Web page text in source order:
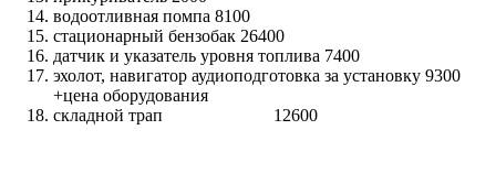
водоотливная помпа 8100
стационарный бензобак 26400
датчик и указатель уровня топлива 7400
эхолот, навигатор аудиоподготовка за установку 9300
+цена оборудования
складной трап 12600